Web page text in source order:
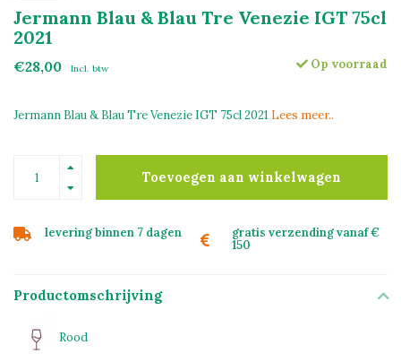
Jermann Blau & Blau Tre Venezie IGT 75cl
2021
€28,00 Incl. btw Op voorraad
Jermann Blau & Blau Tre Venezie IGT 75cl 2021 Lees meer..
Toevoegen aan winkelwagen
levering binnen 7 dagen
gratis verzending vanaf €
150
Productomschrijving
Rood